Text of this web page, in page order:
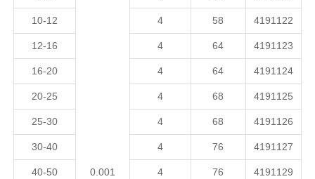
0.001
10-12 4 58 4191122
12-16 4 64 4191123
16-20 4 64 4191124
20-25 4 68 4191125
25-30 4 68 4191126
30-40 4 76 4191127
40-50 4 76 4191129